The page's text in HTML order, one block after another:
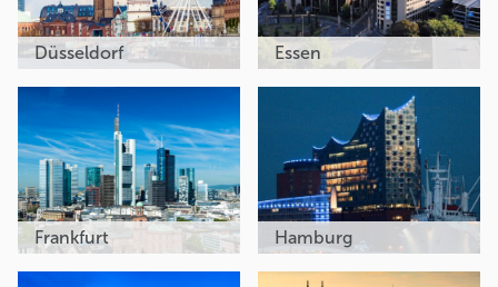
Düsseldorf Essen
Frankfurt Hamburg